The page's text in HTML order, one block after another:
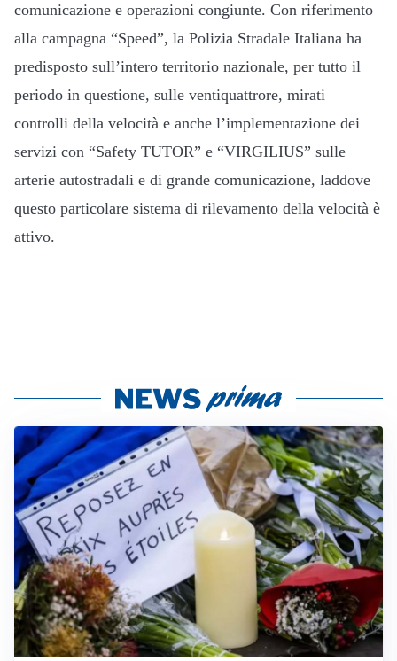
comunicazione e operazioni congiunte. Con riferimento
alla campagna “Speed”, la Polizia Stradale Italiana ha
predisposto sull’intero territorio nazionale, per tutto il
periodo in questione, sulle ventiquattrore, mirati
controlli della velocità e anche l’implementazione dei
servizi con “Safety TUTOR” e “VIRGILIUS” sulle
arterie autostradali e di grande comunicazione, laddove
questo particolare sistema di rilevamento della velocità è
attivo.